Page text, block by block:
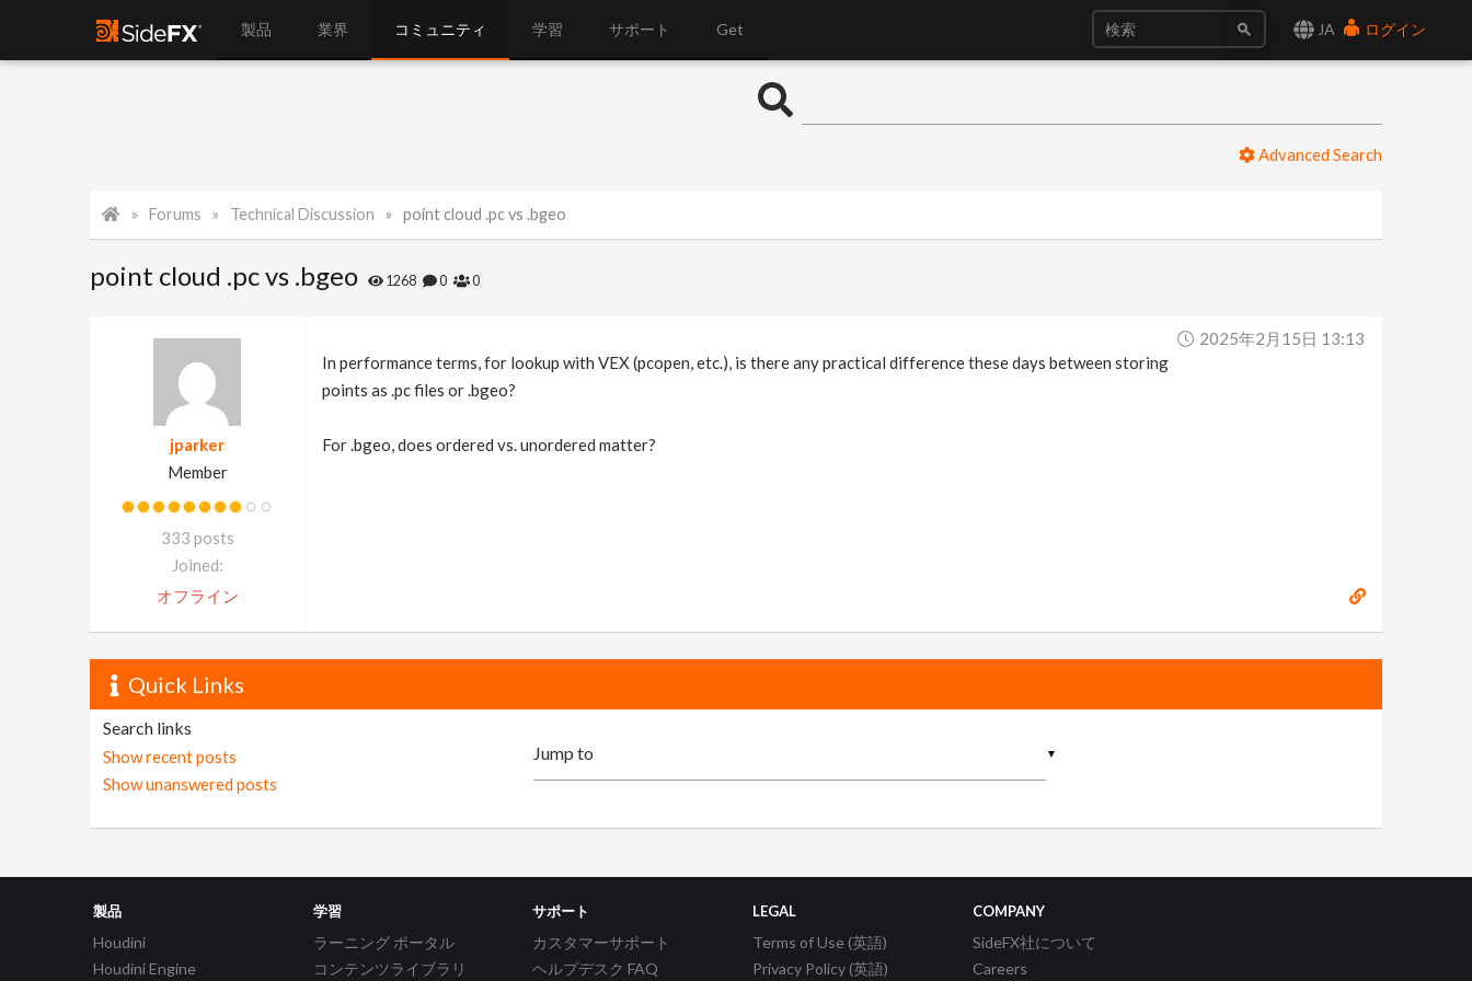
JA ログイン
製品 業界 コミュニティ 学習 サポート Get
Advanced Search
Forums Technical Discussion point cloud .pc vs .bgeo
point cloud .pc vs .bgeo 1268 0 0
jparker
Member
333 posts
Joined:
オフライン
2025年2月15日 13:13
In performance terms, for lookup with VEX (pcopen, etc.), is there any practical difference these days between storing
points as .pc files or .bgeo?
For .bgeo, does ordered vs. unordered matter?
Quick Links
Search links
Show recent posts
Show unanswered posts
▼
製品
Houdini
Houdini Engine
学習
ラーニング ポータル
コンテンツライブラリ
サポート
カスタマーサポート
ヘルプデスク FAQ
LEGAL
Terms of Use (英語)
Privacy Policy (英語)
COMPANY
SideFX社について
Careers